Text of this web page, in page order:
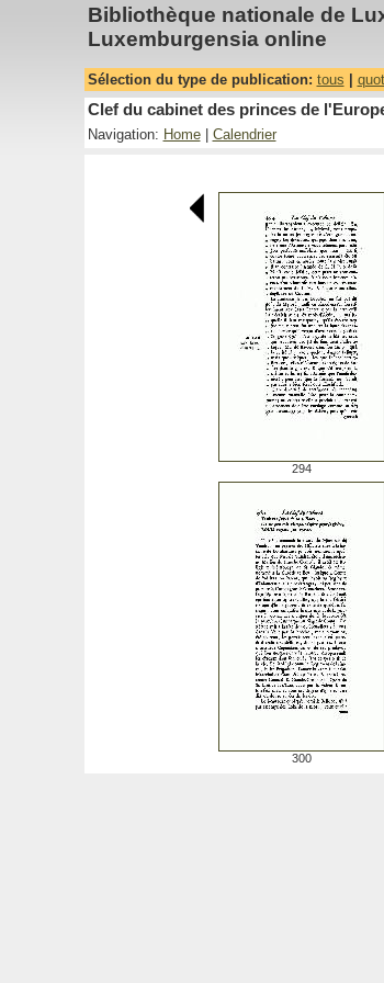
Bibliothèque nationale de
Luxemburgensia online
Sélection du type de publication: tous
Clef du cabinet des princes de
Navigation: Home| Calendrier
294
300